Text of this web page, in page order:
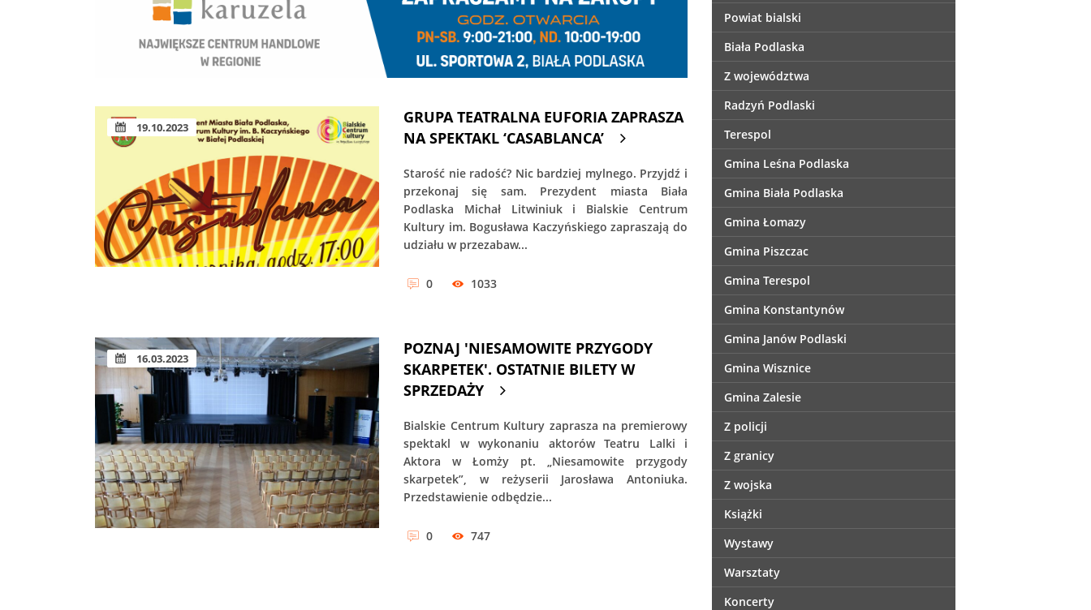
19.10.2023
GRUPA TEATRALNA EUFORIA ZAPRASZA
NA SPEKTAKL ‘CASABLANCA’
Starość nie radość? Nic bardziej mylnego. Przyjdź i
przekonaj się sam. Prezydent miasta Biała
Podlaska Michał Litwiniuk i Bialskie Centrum
Kultury im. Bogusława Kaczyńskiego zapraszają do
udziału w przezabaw...
0 1033
16.03.2023
POZNAJ 'NIESAMOWITE PRZYGODY
SKARPETEK'. OSTATNIE BILETY W
SPRZEDAŻY
Bialskie Centrum Kultury zaprasza na premierowy
spektakl w wykonaniu aktorów Teatru Lalki i
Aktora w Łomży pt. „Niesamowite przygody
skarpetek”, w reżyserii Jarosława Antoniuka.
Przedstawienie odbędzie...
0 747
Powiat bialski
Biała Podlaska
Z województwa
Radzyń Podlaski
Terespol
Gmina Leśna Podlaska
Gmina Biała Podlaska
Gmina Łomazy
Gmina Piszczac
Gmina Terespol
Gmina Konstantynów
Gmina Janów Podlaski
Gmina Wisznice
Gmina Zalesie
Z policji
Z granicy
Z wojska
Książki
Wystawy
Warsztaty
Koncerty